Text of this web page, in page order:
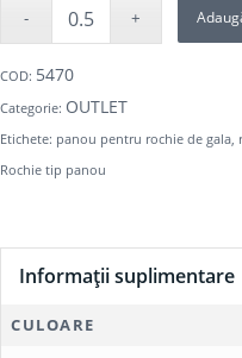
COD: 5470
Categorie: OUTLET
Etichete: panou pentru rochie de gala,
Rochie tip panou
Informații suplimentare
CULOARE